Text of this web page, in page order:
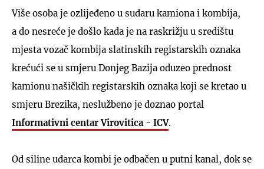
Više osoba je ozlijeđeno u sudaru kamiona i kombija,
a do nesreće je došlo kada je na raskrižju u središtu
mjesta vozač kombija slatinskih registarskih oznaka
krećući se u smjeru Donjeg Bazija oduzeo prednost
kamionu našičkih registarskih oznaka koji se kretao u
smjeru Brezika, neslužbeno je doznao portal
Informativni centar Virovitica - ICV.
Od siline udarca kombi je odbačen u putni kanal, dok se